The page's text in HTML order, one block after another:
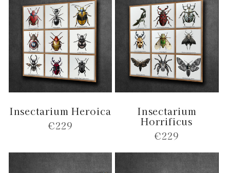
Insectarium Heroica
Normale
€229
Insectarium
Horrificus
Normale
€229